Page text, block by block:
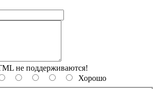
не поддерживаются!
Хорошо